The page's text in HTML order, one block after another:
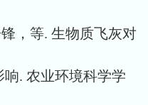
，等. 生物质飞灰对
. 农业环境科学学